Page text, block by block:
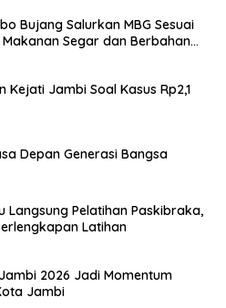
Bujang Salurkan MBG Sesuai
Makanan Segar dan Berbahan
Kejati Jambi Soal Kasus Rp2,1
Depan Generasi Bangsa
Langsung Pelatihan Paskibraka,
Latihan
2026 Jadi Momentum
Jambi